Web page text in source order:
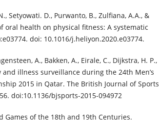
Setyowati. D., Purwanto, B., Zulfiana, A.A., &
oral health on physical fitness: A systematic
doi: 10.1016/j.heliyon.2020.e03774.
A., Bakken, A., Eirale, C., Dijkstra, H. P.,
and illness surveillance during the 24th Men’s
2015 in Qatar. The British Journal of Sports
doi:10.1136/bjsports-2015-094972
Games of the 18th and 19th Centuries.